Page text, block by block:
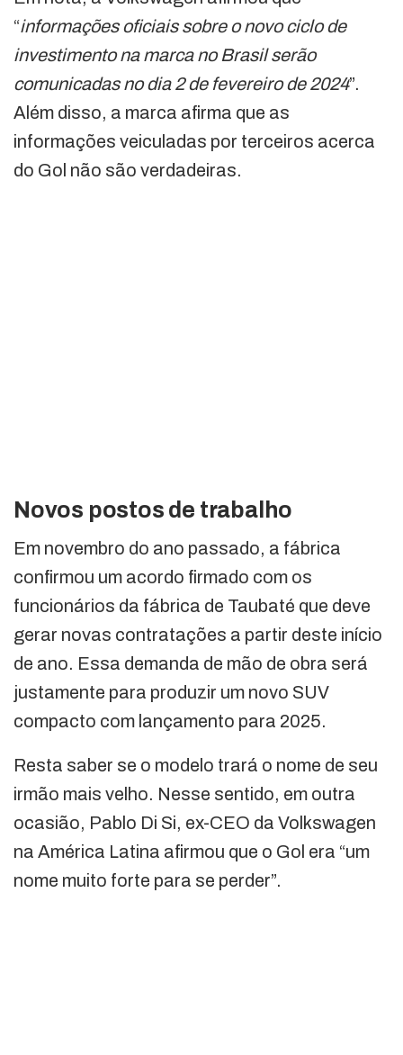
“informações oficiais sobre o novo ciclo de
investimento na marca no Brasil serão
comunicadas no dia 2 de fevereiro de 2024”.
Além disso, a marca afirma que as
informações veiculadas por terceiros acerca
do Gol não são verdadeiras.
Novos postos de trabalho
Em novembro do ano passado, a fábrica
confirmou um acordo firmado com os
funcionários da fábrica de Taubaté que deve
gerar novas contratações a partir deste início
de ano. Essa demanda de mão de obra será
justamente para produzir um novo SUV
compacto com lançamento para 2025.
Resta saber se o modelo trará o nome de seu
irmão mais velho. Nesse sentido, em outra
ocasião, Pablo Di Si, ex-CEO da Volkswagen
na América Latina afirmou que o Gol era “um
nome muito forte para se perder”.